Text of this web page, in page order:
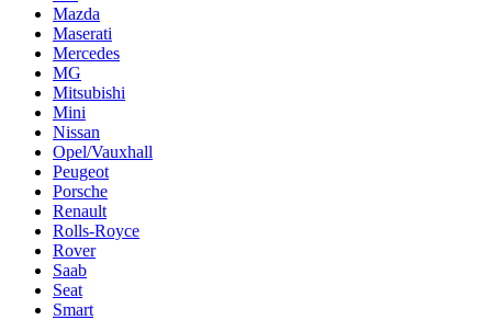
Mazda
Maserati
Mercedes
MG
Mitsubishi
Mini
Nissan
Opel/Vauxhall
Peugeot
Porsche
Renault
Rolls-Royce
Rover
Saab
Seat
Smart